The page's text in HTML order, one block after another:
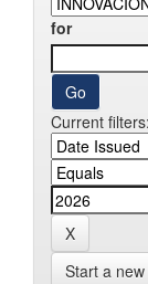
for
Current filters:
Start a